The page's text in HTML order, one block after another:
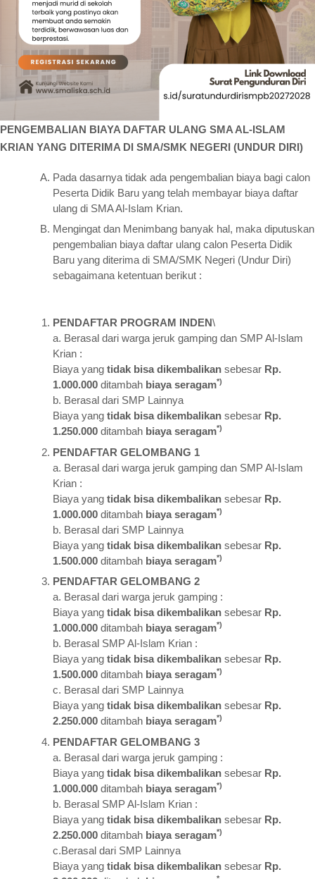
PENGEMBALIAN BIAYA DAFTAR ULANG SMA AL-ISLAM
KRIAN YANG DITERIMA DI SMA/SMK NEGERI (UNDUR DIRI)
Pada dasarnya tidak ada pengembalian biaya bagi calon
Peserta Didik Baru yang telah membayar biaya daftar
ulang di SMA Al-Islam Krian.
Mengingat dan Menimbang banyak hal, maka diputuskan
pengembalian biaya daftar ulang calon Peserta Didik
Baru yang diterima di SMA/SMK Negeri (Undur Diri)
sebagaimana ketentuan berikut :
PENDAFTAR PROGRAM INDEN\
a. Berasal dari warga jeruk gamping dan SMP Al-Islam
Krian :
Biaya yang tidak bisa dikembalikan sebesar Rp.
1.000.000 ditambah biaya seragam*)
b. Berasal dari SMP Lainnya
Biaya yang tidak bisa dikembalikan sebesar Rp.
1.250.000 ditambah biaya seragam*)
PENDAFTAR GELOMBANG 1
a. Berasal dari warga jeruk gamping dan SMP Al-Islam
Krian :
Biaya yang tidak bisa dikembalikan sebesar Rp.
1.000.000 ditambah biaya seragam*)
b. Berasal dari SMP Lainnya
Biaya yang tidak bisa dikembalikan sebesar Rp.
1.500.000 ditambah biaya seragam*)
PENDAFTAR GELOMBANG 2
a. Berasal dari warga jeruk gamping :
Biaya yang tidak bisa dikembalikan sebesar Rp.
1.000.000 ditambah biaya seragam*)
b. Berasal SMP Al-Islam Krian :
Biaya yang tidak bisa dikembalikan sebesar Rp.
1.500.000 ditambah biaya seragam*)
c. Berasal dari SMP Lainnya
Biaya yang tidak bisa dikembalikan sebesar Rp.
2.250.000 ditambah biaya seragam*)
PENDAFTAR GELOMBANG 3
a. Berasal dari warga jeruk gamping :
Biaya yang tidak bisa dikembalikan sebesar Rp.
1.000.000 ditambah biaya seragam*)
b. Berasal SMP Al-Islam Krian :
Biaya yang tidak bisa dikembalikan sebesar Rp.
2.250.000 ditambah biaya seragam*)
c.Berasal dari SMP Lainnya
Biaya yang tidak bisa dikembalikan sebesar Rp.